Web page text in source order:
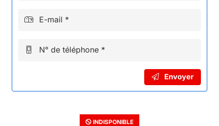
E-mail *
N° de téléphone *
Envoyer
INDISPONIBLE